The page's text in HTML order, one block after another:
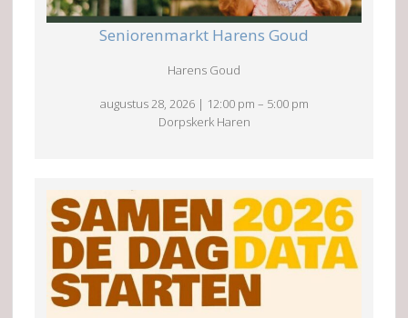
Seniorenmarkt Harens Goud
Harens Goud
augustus 28, 2026 | 12:00 pm – 5:00 pm
Dorpskerk Haren